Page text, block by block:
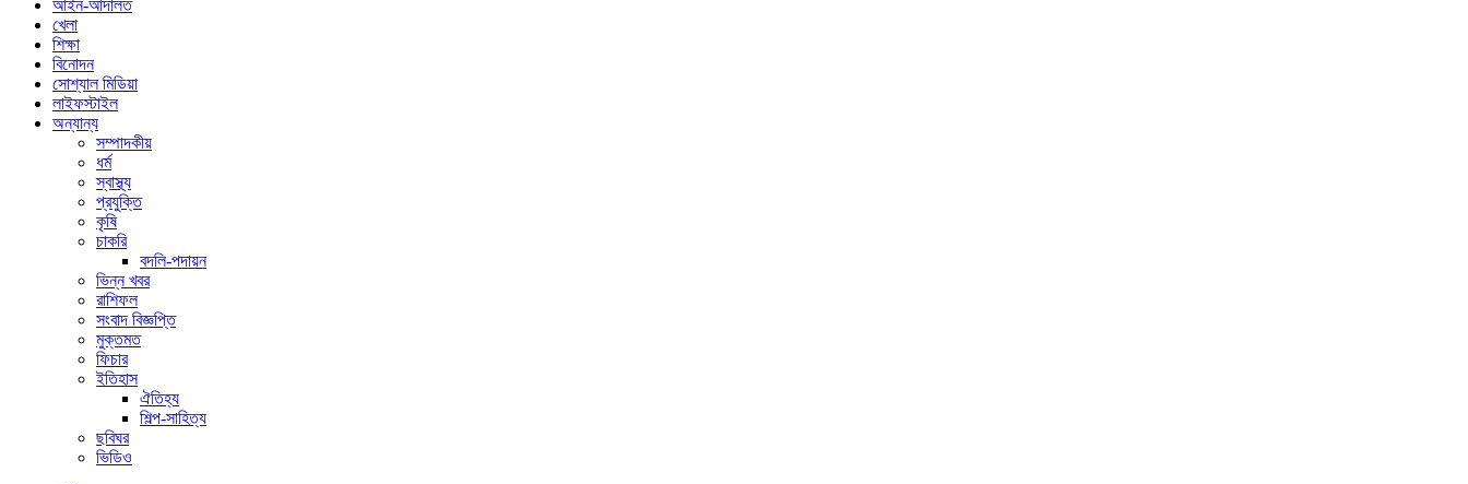
আইন-আদালত
খেলা
শিক্ষা
বিনোদন
সোশ্যাল মিডিয়া
লাইফস্টাইল
অন্যান্য
সম্পাদকীয়
ধর্ম
স্বাস্থ্য
প্রযুক্তি
কৃষি
চাকরি
বদলি-পদায়ন
ভিন্ন খবর
রাশিফল
সংবাদ বিজ্ঞপ্তি
মুক্তমত
ফিচার
ইতিহাস
ঐতিহ্য
শিল্প-সাহিত্য
ছবিঘর
ভিডিও